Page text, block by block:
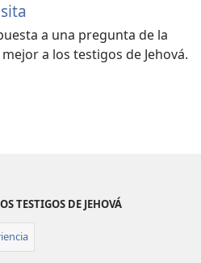
a una pregunta de la
a los testigos de Jehová.
TESTIGOS DE JEHOVÁ